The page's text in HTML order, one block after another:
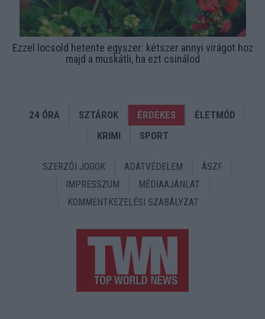
Ezzel locsold hetente egyszer: kétszer annyi virágot hoz
majd a muskátli, ha ezt csinálod
24 ÓRA SZTÁROK ÉRDEKES
ÉLETMÓD
KRIMI
SPORT
SZERZŐI JOGOK ADATVÉDELEM
ÁSZF
IMPRESSZUM
MÉDIAAJÁNLAT
KOMMENTKEZELÉSI SZABÁLYZAT